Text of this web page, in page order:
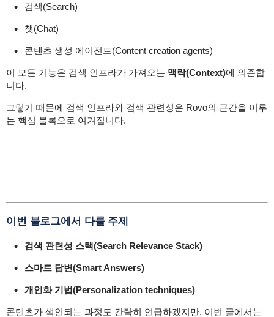
검색(Search)
챗(Chat)
콘텐츠 생성 에이전트(Content creation agents)
이 모든 기능은 검색 인프라가 가져오는 맥락(Context)에 의존합
니다.
그렇기 때문에 검색 인프라와 검색 관련성은 Rovo의 근간을 이루
는 핵심 블록으로 여겨집니다.
이번 블로그에서 다룰 주제
검색 관련성 스택(Search Relevance Stack)
스마트 답변(Smart Answers)
개인화 기법(Personalization techniques)
콘텐츠가 색인되는 과정도 간략히 언급하겠지만, 이번 글에서는